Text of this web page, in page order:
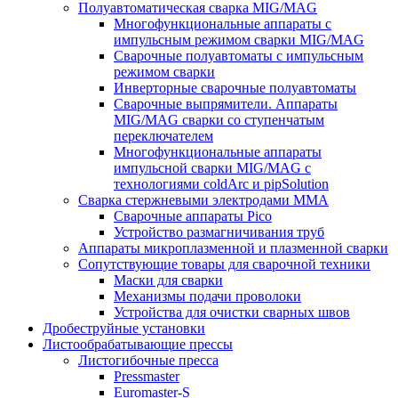
Полуавтоматическая сварка MIG/MAG
Многофункциональные аппараты с
импульсным режимом сварки MIG/MAG
Сварочные полуавтоматы с импульсным
режимом сварки
Инверторные сварочные полуавтоматы
Сварочные выпрямители. Аппараты
MIG/MAG сварки со ступенчатым
переключателем
Многофункциональные аппараты
импульсной сварки MIG/MAG с
технологиями coldArc и pipSolution
Сварка стержневыми электродами MMA
Сварочные аппараты Pico
Устройство размагничивания труб
Аппараты микроплазменной и плазменной сварки
Сопутствующие товары для сварочной техники
Маски для сварки
Механизмы подачи проволоки
Устройства для очистки сварных швов
Дробеструйные установки
Листообрабатывающие прессы
Листогибочные пресса
Pressmaster
Euromaster-S